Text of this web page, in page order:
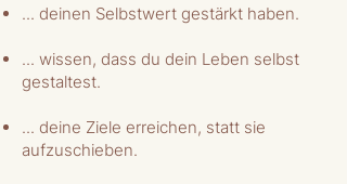
... deinen Selbstwert gestärkt haben.
... wissen, dass du dein Leben selbst
gestaltest.
... deine Ziele erreichen, statt sie
aufzuschieben.